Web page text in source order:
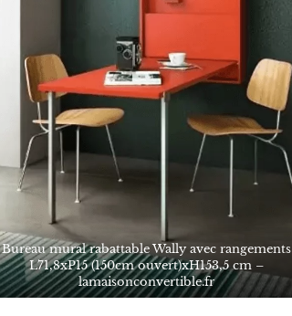
Bureau mural rabattable Wally avec rangements
L71,8xP15 (150cm ouvert)xH153,5 cm –
lamaisonconvertible.fr